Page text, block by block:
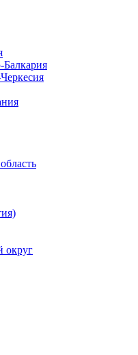
Балкария
округ